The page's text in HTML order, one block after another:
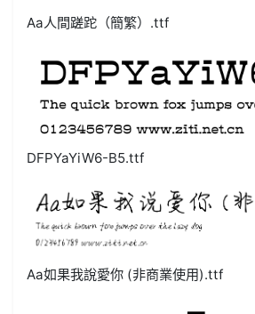
Aa人間蹉跎（簡繁）.ttf
DFPYaYiW6-B5.ttf
Aa如果我說愛你 (非商業使用).ttf